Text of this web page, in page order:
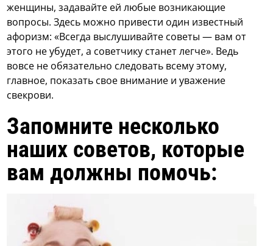
женщины, задавайте ей любые возникающие
вопросы. Здесь можно привести один известный
афоризм: «Всегда выслушивайте советы — вам от
этого не убудет, а советчику станет легче». Ведь
вовсе не обязательно следовать всему этому,
главное, показать свое внимание и уважение
свекрови.
Запомните несколько
наших советов, которые
вам должны помочь: